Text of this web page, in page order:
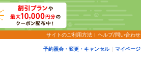
サイトのご利用方法 ヘルプ/問い合わせ
予約照会・変更・キャンセル マイページ